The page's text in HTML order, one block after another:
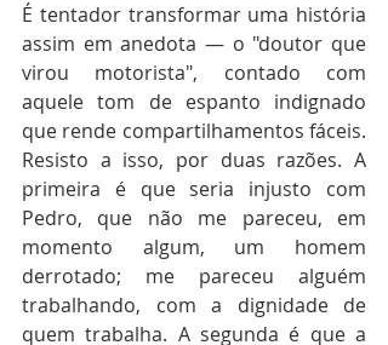
É tentador transformar uma história
assim em anedota — o "doutor que
virou motorista", contado com
aquele tom de espanto indignado
que rende compartilhamentos fáceis.
Resisto a isso, por duas razões. A
primeira é que seria injusto com
Pedro, que não me pareceu, em
momento algum, um homem
derrotado; me pareceu alguém
trabalhando, com a dignidade de
quem trabalha. A segunda é que a